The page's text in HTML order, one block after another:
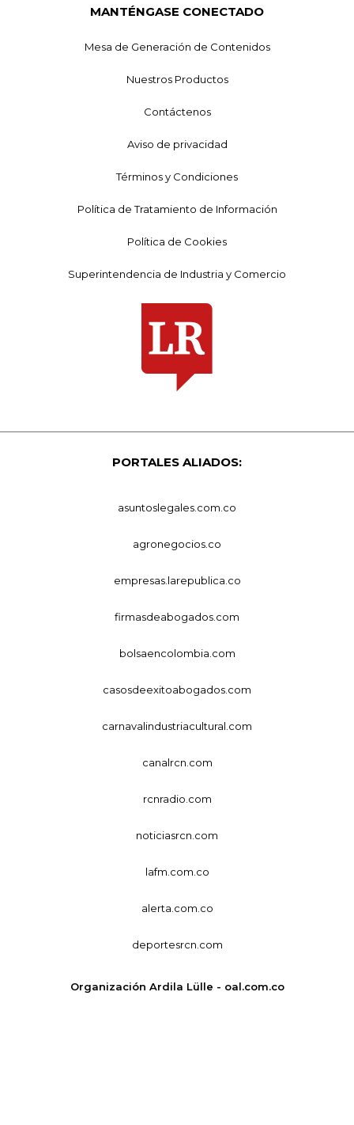
MANTÉNGASE CONECTADO
Mesa de Generación de Contenidos
Nuestros Productos
Contáctenos
Aviso de privacidad
Términos y Condiciones
Política de Tratamiento de Información
Política de Cookies
Superintendencia de Industria y Comercio
PORTALES ALIADOS:
asuntoslegales.com.co
agronegocios.co
empresas.larepublica.co
firmasdeabogados.com
bolsaencolombia.com
casosdeexitoabogados.com
carnavalindustriacultural.com
canalrcn.com
rcnradio.com
noticiasrcn.com
lafm.com.co
alerta.com.co
deportesrcn.com
Organización Ardila Lülle - oal.com.co